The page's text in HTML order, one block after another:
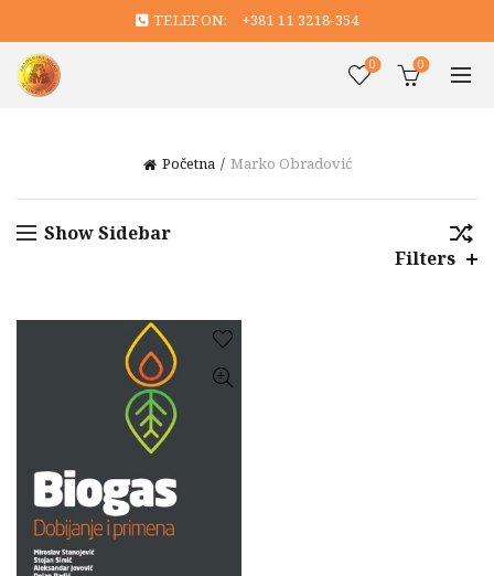
TELEFON: +381 11 3218-354
0 0
Početna Marko Obradović
Show Sidebar
Filters